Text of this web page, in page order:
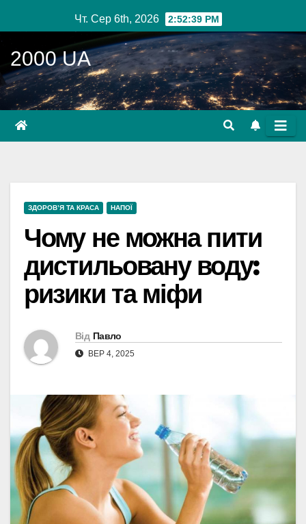
до
вмісту
Чт. Сер 6th, 2026 2:52:40 PM
2000 UA
ЗДОРОВ’Я ТА КРАСА НАПОЇ
Чому не можна пити
дистильовану воду:
ризики та міфи
Від Павло
ВЕР 4, 2025